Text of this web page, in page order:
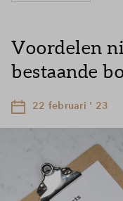
Voordelen
bestaande
22 februari ' 23